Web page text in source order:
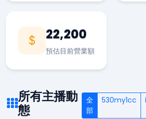
22,200
預估目前營業額
所有主播動
態
全
部
530my1cc